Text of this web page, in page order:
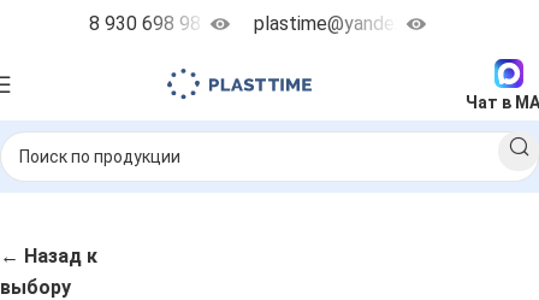
8 930 698 98 38 plastime@yandex.ru
Чат в
← Назад к
выбору